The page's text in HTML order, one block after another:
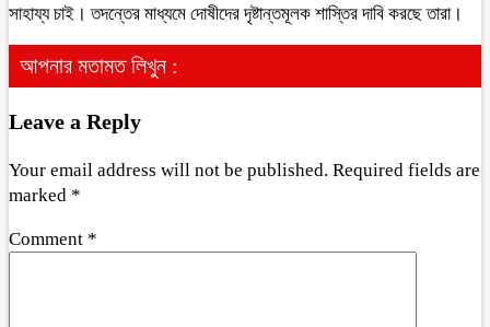
সাহায্য চাই। তদন্তের মাধ্যমে দোষীদের দৃষ্টান্তমূলক শাস্তির দাবি করছে তারা।
আপনার মতামত লিখুন :
Leave a Reply
Your email address will not be published. Required fields are
marked *
Comment *